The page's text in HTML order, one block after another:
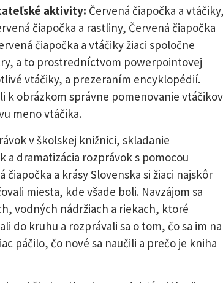
aktivity: Červená čiapočka a
čiapočka a rastliny, Červená čiapočka
čiapočka a vtáčiky žiaci spoločne
a to prostredníctvom powerpointovej
vtáčiky, a prezeraním encyklopédií.
k obrázkom správne pomenovanie
meno vtáčika.
v školskej knižnici, skladanie
a dramatizácia rozprávok s pomocou
a krásy Slovenska si žiaci najskôr
miesta, kde všade boli. Navzájom sa
vodných nádržiach a riekach, ktoré
do kruhu a rozprávali sa o tom, čo sa im na
páčilo, čo nové sa naučili a prečo je kniha